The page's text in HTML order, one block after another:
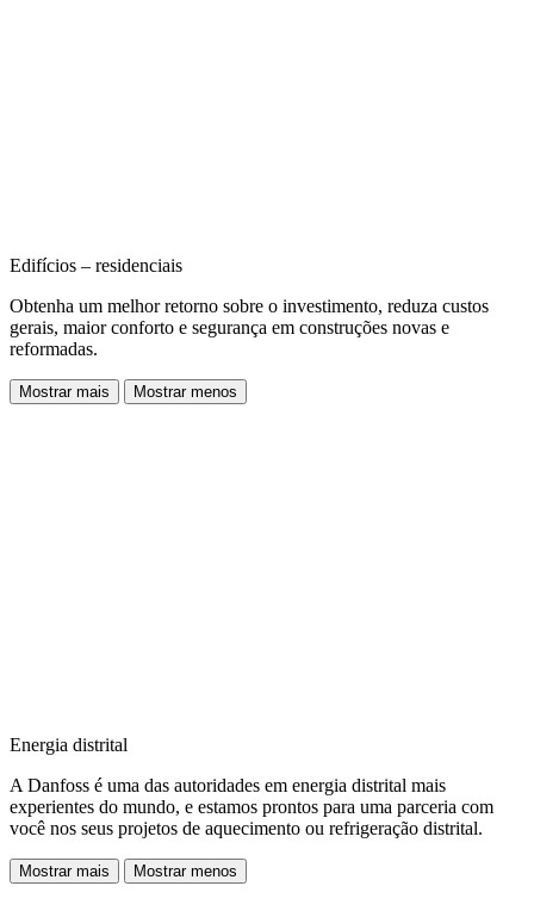
Edifícios – residenciais
Obtenha um melhor retorno sobre o investimento, reduza custos
gerais, maior conforto e segurança em construções novas e
reformadas.
Mostrar mais Mostrar menos
Energia distrital
A Danfoss é uma das autoridades em energia distrital mais
experientes do mundo, e estamos prontos para uma parceria com
você nos seus projetos de aquecimento ou refrigeração distrital.
Mostrar mais Mostrar menos